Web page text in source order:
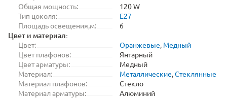
Общая мощность:
120 W
Тип цоколя:
E27
Площадь освещения,м:
6
Цвет и материал:
Цвет: Оранжевые, Медный
Цвет плафонов:
Янтарный
Цвет арматуры:
Медный
Материал:
Металлические,Стеклянные
Материал плафонов:
Стекло
Материал арматуры:
Алюминий